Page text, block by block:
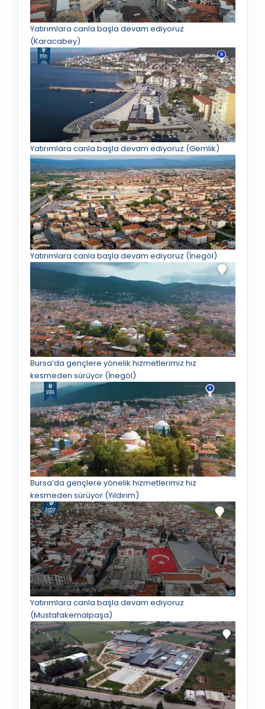
Yatırımlara canla başla devam ediyoruz
(Karacabey)
Yatırımlara canla başla devam ediyoruz (Gemlik)
Yatırımlara canla başla devam ediyoruz (İnegöl)
Bursa’da gençlere yönelik hizmetlerimiz hız
kesmeden sürüyor (İnegöl)
Bursa’da gençlere yönelik hizmetlerimiz hız
kesmeden sürüyor (Yıldırım)
Yatırımlara canla başla devam ediyoruz
(Mustafakemalpaşa)